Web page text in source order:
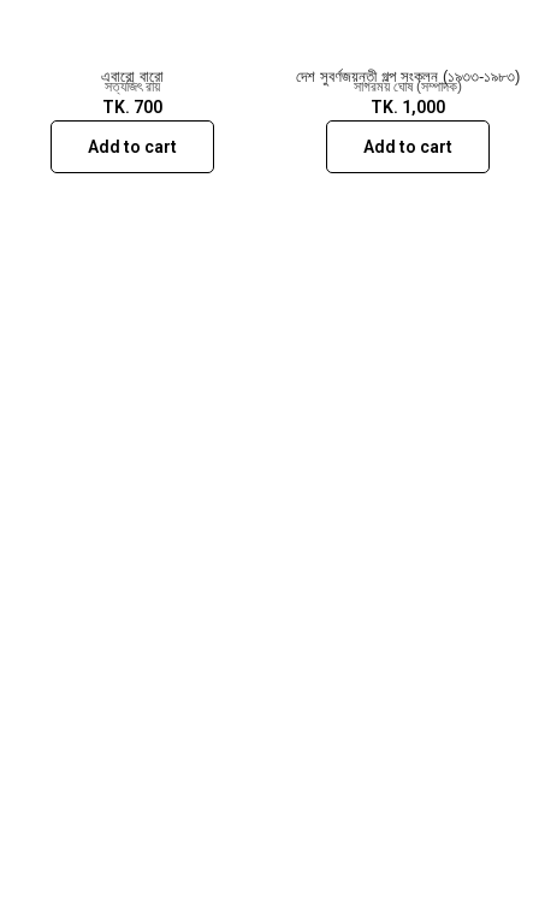
এবারো বারো
সত্যজিৎ রায়
TK. 700
Add to cart
দেশ সুবর্ণজয়ন্তী গল্প সংকলন (১৯৩৩-১৯৮৩)
সাগরময় ঘোষ (সম্পাদক)
TK. 1,000
Add to cart